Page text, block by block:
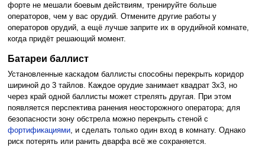
форте не мешали боевым действиям, тренируйте больше
операторов, чем у вас орудий. Отмените другие работы у
операторов орудий, а ещё лучше заприте их в орудийной комнате,
когда придёт решающий момент.
Батареи баллист
Установленные каскадом баллисты способны перекрыть коридор
шириной до 3 тайлов. Каждое орудие занимает квадрат 3x3, но
через край одной баллисты может стрелять другая. При этом
появляется перспектива ранения неосторожного оператора; для
безопасности зону обстрела можно перекрыть стеной с
фортификациями, и сделать только один вход в комнату. Однако
риск потерять или ранить дварфа всё же сохраняется.